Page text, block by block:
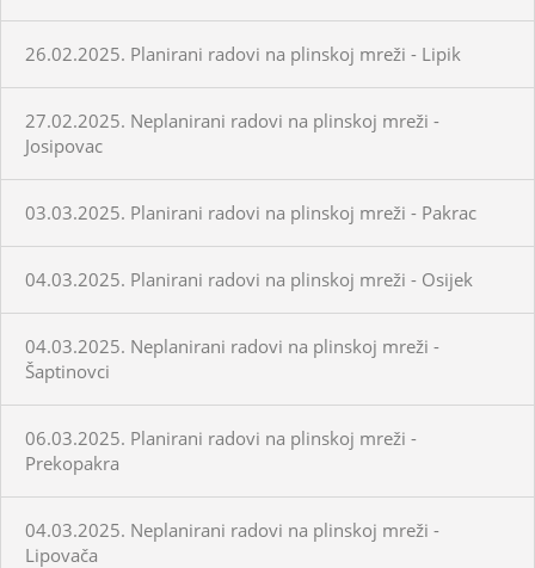
26.02.2025. Planirani radovi na plinskoj mreži - Lipik
27.02.2025. Neplanirani radovi na plinskoj mreži -
Josipovac
03.03.2025. Planirani radovi na plinskoj mreži - Pakrac
04.03.2025. Planirani radovi na plinskoj mreži - Osijek
04.03.2025. Neplanirani radovi na plinskoj mreži -
Šaptinovci
06.03.2025. Planirani radovi na plinskoj mreži -
Prekopakra
04.03.2025. Neplanirani radovi na plinskoj mreži -
Lipovača